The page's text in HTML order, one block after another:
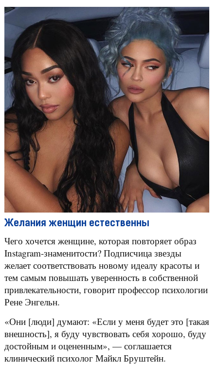
Желания женщин естественны
Чего хочется женщине, которая повторяет образ
Instagram-знаменитости? Подписчица звезды
желает соответствовать новому идеалу красоты и
тем самым повышать уверенность в собственной
привлекательности, говорит профессор психологии
Рене Энгельн.
«Они [люди] думают: «Если у меня будет это [такая
внешность], я буду чувствовать себя хорошо, буду
достойным и оцененным», — соглашается
клинический психолог Майкл Бруштейн.